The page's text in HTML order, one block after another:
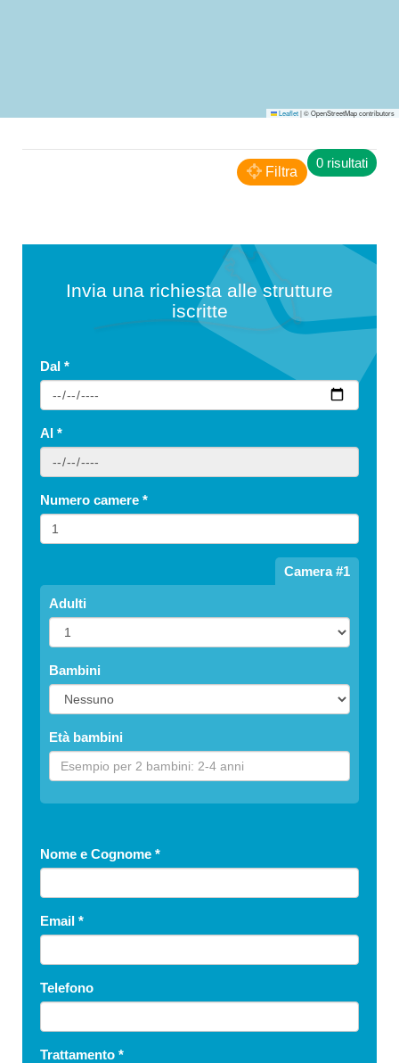
Leaflet|© OpenStreetMap contributors
0 risultati
Filtra
Invia una richiesta alle strutture
iscritte
Dal *
Al *
Numero camere *
Camera #1
Adulti
Bambini
Età bambini
Nome e Cognome *
Email *
Telefono
Trattamento *